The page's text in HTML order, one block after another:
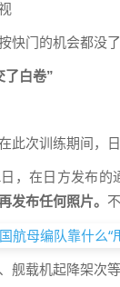
快门的机会都没了
了白卷”
此次训练期间，
，在日方发布的
发布任何照片。
舰载机起降架次